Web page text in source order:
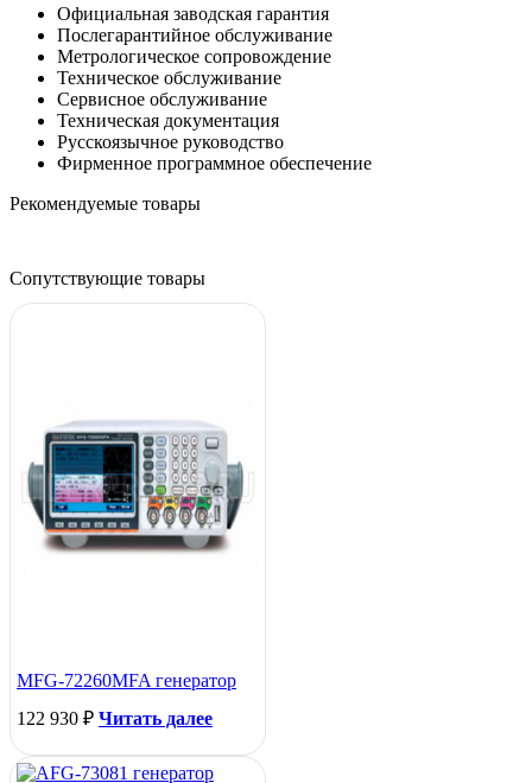
Официальная заводская гарантия
Послегарантийное обслуживание
Метрологическое сопровождение
Техническое обслуживание
Сервисное обслуживание
Техническая документация
Русскоязычное руководство
Фирменное программное обеспечение
Рекомендуемые товары
Сопутствующие товары
MFG-72260MFA генератор
122 930 ₽ Читать далее